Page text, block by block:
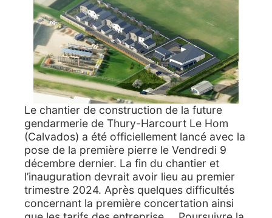
Le chantier de construction de la future
gendarmerie de Thury-Harcourt Le Hom
(Calvados) a été officiellement lancé avec la
pose de la première pierre le Vendredi 9
décembre dernier. La fin du chantier et
l’inauguration devrait avoir lieu au premier
trimestre 2024. Après quelques difficultés
concernant la première concertation ainsi